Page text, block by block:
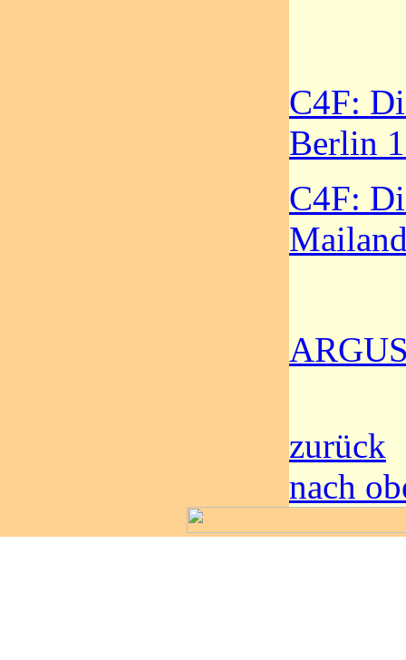
C4F:
Berlin
C4F:
zurück
nach